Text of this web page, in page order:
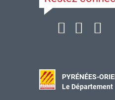
PYRÉNÉES-
Le Département